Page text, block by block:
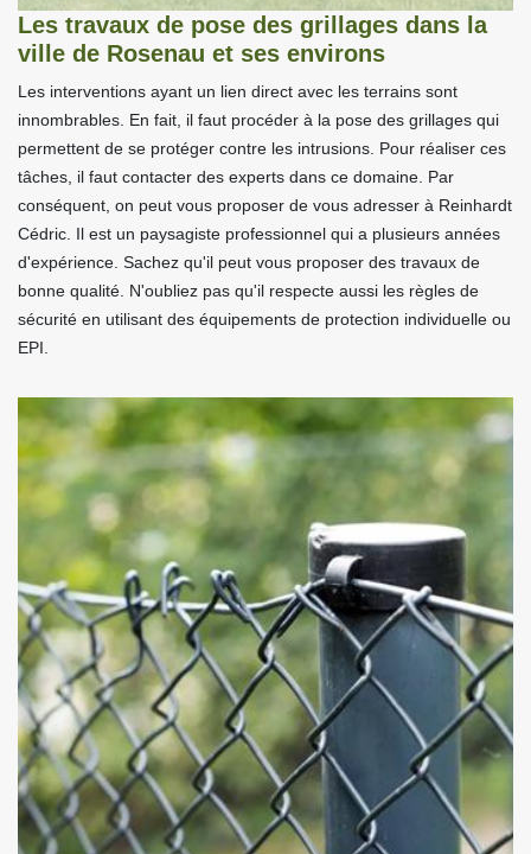
Les travaux de pose des grillages dans la
ville de Rosenau et ses environs
Les interventions ayant un lien direct avec les terrains sont
innombrables. En fait, il faut procéder à la pose des grillages qui
permettent de se protéger contre les intrusions. Pour réaliser ces
tâches, il faut contacter des experts dans ce domaine. Par
conséquent, on peut vous proposer de vous adresser à Reinhardt
Cédric. Il est un paysagiste professionnel qui a plusieurs années
d'expérience. Sachez qu'il peut vous proposer des travaux de
bonne qualité. N'oubliez pas qu'il respecte aussi les règles de
sécurité en utilisant des équipements de protection individuelle ou
EPI.